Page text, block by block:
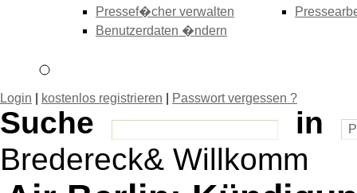
Pressef�cher verwalten
Benutzerdaten �ndern
Login kostenlos registrieren Passwort vergessen ?
Suche
in
Bredereck& Willkomm